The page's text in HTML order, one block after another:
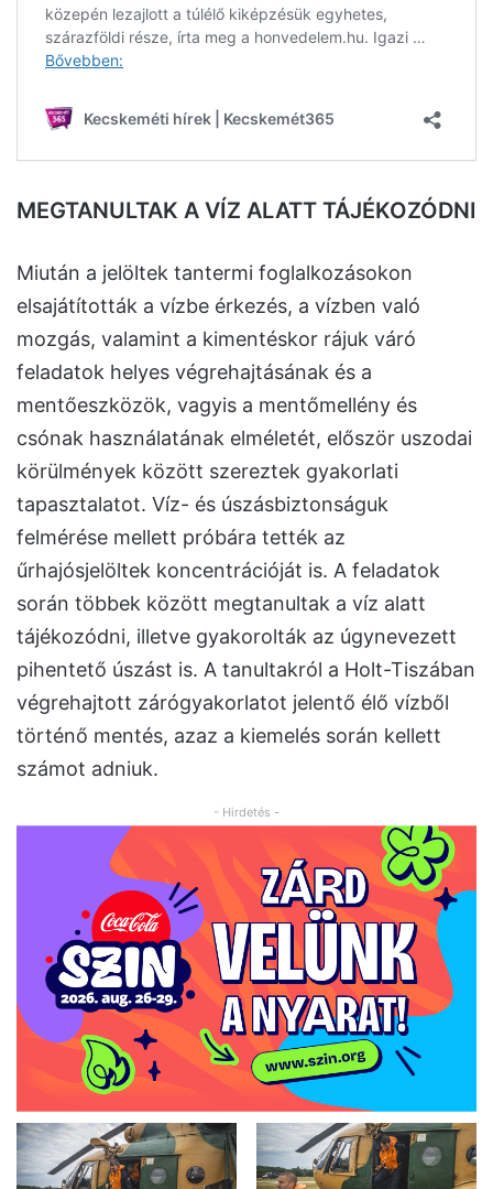
MEGTANULTAK A VÍZ ALATT TÁJÉKOZÓDNI
Miután a jelöltek tantermi foglalkozásokon
elsajátították a vízbe érkezés, a vízben való
mozgás, valamint a kimentéskor rájuk váró
feladatok helyes végrehajtásának és a
mentőeszközök, vagyis a mentőmellény és
csónak használatának elméletét, először uszodai
körülmények között szereztek gyakorlati
tapasztalatot. Víz- és úszásbiztonságuk
felmérése mellett próbára tették az
űrhajósjelöltek koncentrációját is. A feladatok
során többek között megtanultak a víz alatt
tájékozódni, illetve gyakorolták az úgynevezett
pihentető úszást is. A tanultakról a Holt-Tiszában
végrehajtott zárógyakorlatot jelentő élő vízből
történő mentés, azaz a kiemelés során kellett
számot adniuk.
- Hirdetés -